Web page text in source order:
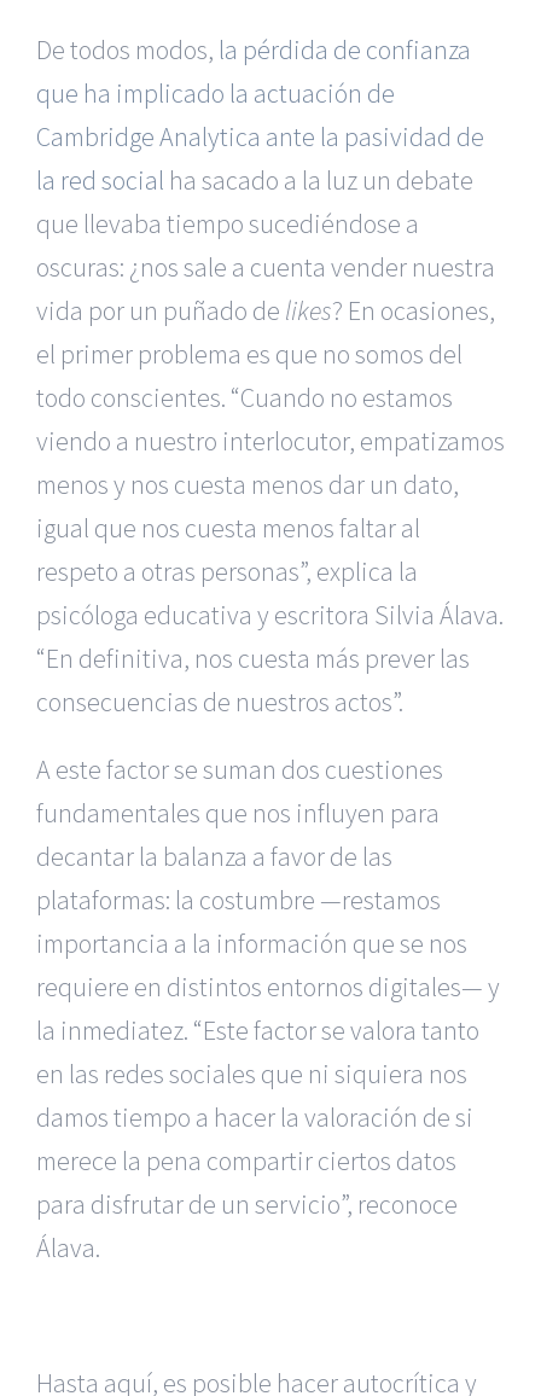
De todos modos, la pérdida de confianza
que ha implicado la actuación de
Cambridge Analytica ante la pasividad de
la red social ha sacado a la luz un debate
que llevaba tiempo sucediéndose a
oscuras: ¿nos sale a cuenta vender nuestra
vida por un puñado de likes? En ocasiones,
el primer problema es que no somos del
todo conscientes. “Cuando no estamos
viendo a nuestro interlocutor, empatizamos
menos y nos cuesta menos dar un dato,
igual que nos cuesta menos faltar al
respeto a otras personas”, explica la
psicóloga educativa y escritora Silvia Álava.
“En definitiva, nos cuesta más prever las
consecuencias de nuestros actos”.
A este factor se suman dos cuestiones
fundamentales que nos influyen para
decantar la balanza a favor de las
plataformas: la costumbre —restamos
importancia a la información que se nos
requiere en distintos entornos digitales— y
la inmediatez. “Este factor se valora tanto
en las redes sociales que ni siquiera nos
damos tiempo a hacer la valoración de si
merece la pena compartir ciertos datos
para disfrutar de un servicio”, reconoce
Álava.
Hasta aquí, es posible hacer autocrítica y